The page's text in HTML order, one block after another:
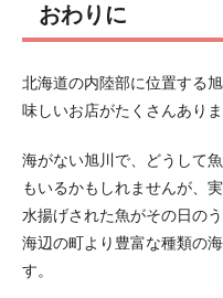
おわりに
北海道の内陸部に位置する
味しいお店がたくさんありま
海がない旭川で、どうして
もいるかもしれませんが、
水揚げされた魚がその日の
海辺の町より豊富な種類の
す。